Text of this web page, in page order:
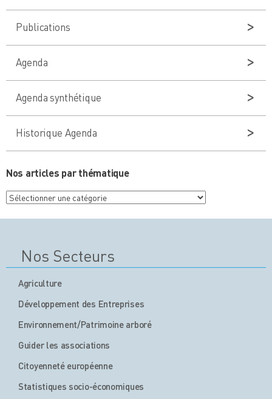
Publications
Agenda
Agenda synthétique
Historique Agenda
Nos articles par thématique
Nos
articles
Nos Secteurs
Agriculture
Développement des Entreprises
Environnement/Patrimoine arboré
Guider les associations
Citoyenneté européenne
Statistiques socio-économiques